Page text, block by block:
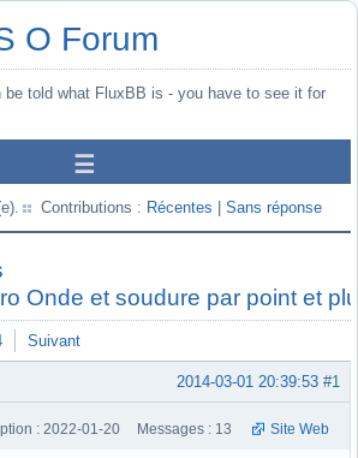
O Forum
be told what FluxBB is - you have to see it for
Contributions : Récentes Sans réponse
Onde et soudure par point et
Suivant
#1
2014-03-01 20:39:53
: 2022-01-20 Messages : 13 Site Web